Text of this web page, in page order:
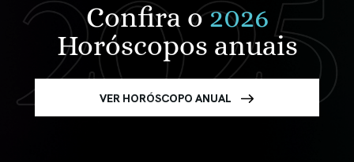
Confira o2026
Horóscopos anuais
VER HORÓSCOPO ANUAL